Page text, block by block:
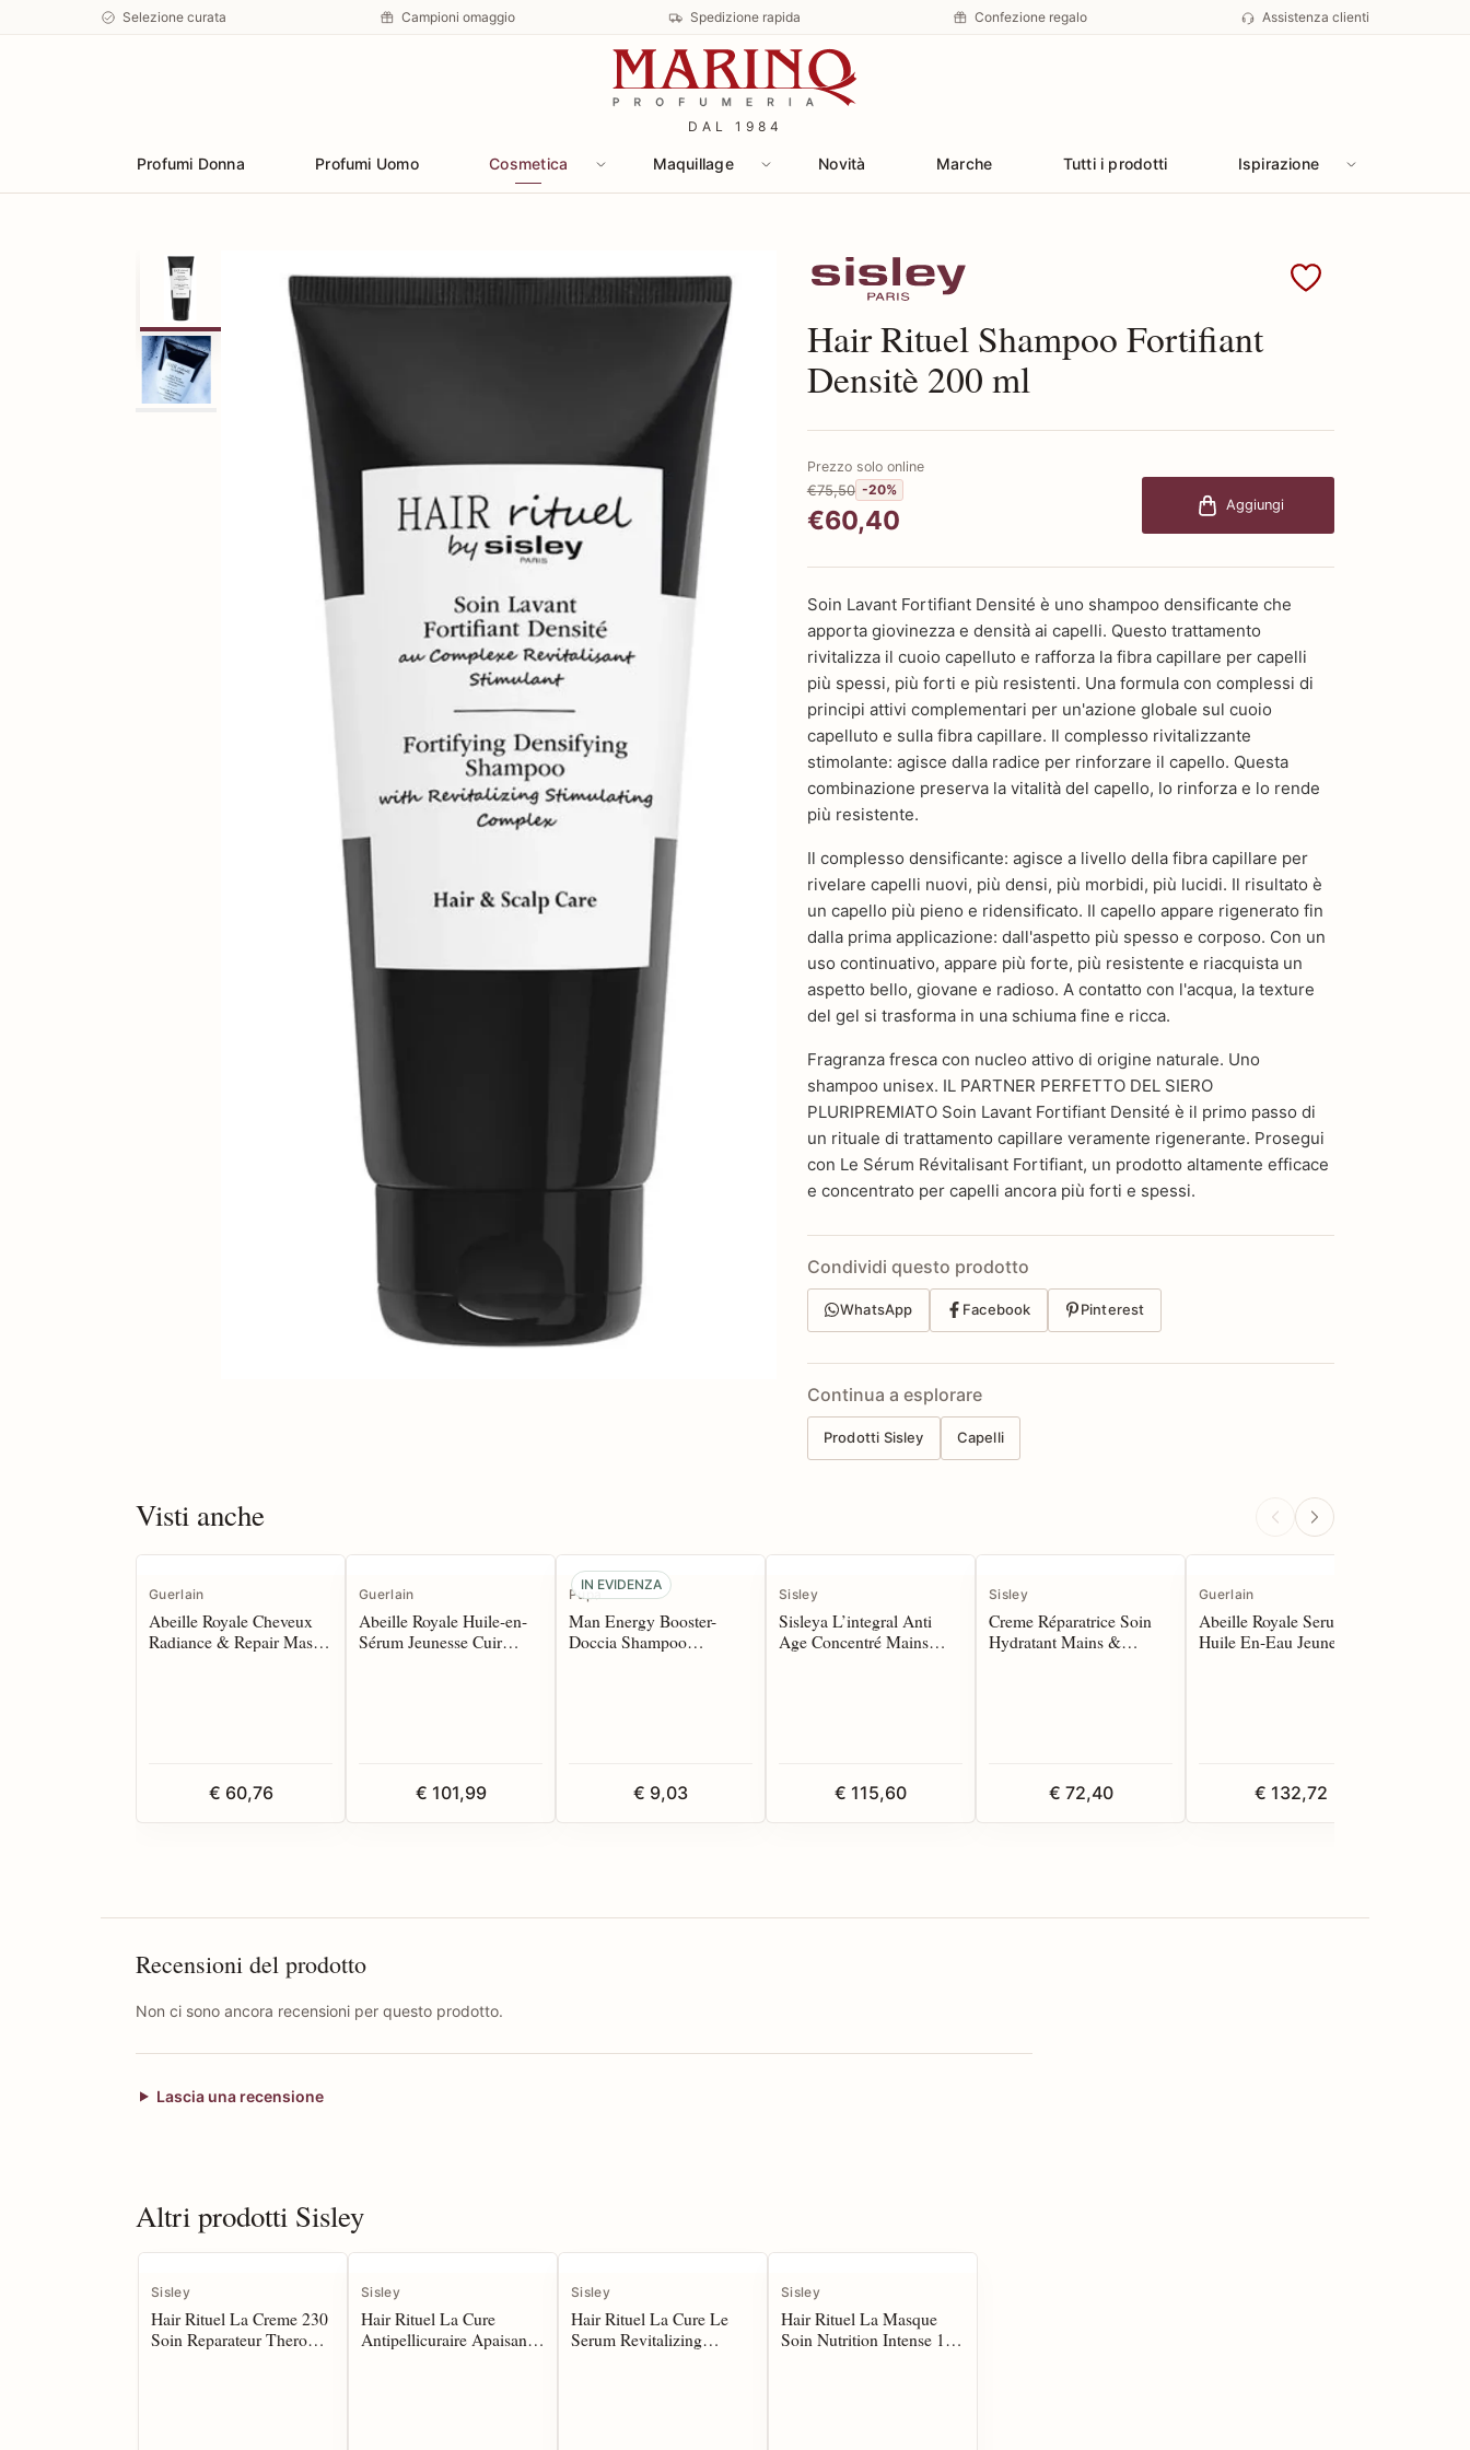
Selezione curata Campioni omaggio Spedizione rapida Confezione regalo Assistenza clienti
DAL 1984
Profumi Donna Profumi Uomo Cosmetica Maquillage Novità Marche Tutti i prodotti Ispirazione
Scopri i prodotti Sisley
Hair Rituel Shampoo Fortifiant
Densitè 200 ml
Prezzo solo online
€75,50 -20%
€60,40 Aggiungi
Soin Lavant Fortifiant Densité è uno shampoo densificante che
apporta giovinezza e densità ai capelli. Questo trattamento
rivitalizza il cuoio capelluto e rafforza la fibra capillare per capelli
più spessi, più forti e più resistenti. Una formula con complessi di
principi attivi complementari per un'azione globale sul cuoio
capelluto e sulla fibra capillare. Il complesso rivitalizzante
stimolante: agisce dalla radice per rinforzare il capello. Questa
combinazione preserva la vitalità del capello, lo rinforza e lo rende
più resistente.
Il complesso densificante: agisce a livello della fibra capillare per
rivelare capelli nuovi, più densi, più morbidi, più lucidi. Il risultato è
un capello più pieno e ridensificato. Il capello appare rigenerato fin
dalla prima applicazione: dall'aspetto più spesso e corposo. Con un
uso continuativo, appare più forte, più resistente e riacquista un
aspetto bello, giovane e radioso. A contatto con l'acqua, la texture
del gel si trasforma in una schiuma fine e ricca.
Fragranza fresca con nucleo attivo di origine naturale. Uno
shampoo unisex. IL PARTNER PERFETTO DEL SIERO
PLURIPREMIATO Soin Lavant Fortifiant Densité è il primo passo di
un rituale di trattamento capillare veramente rigenerante. Prosegui
con Le Sérum Révitalisant Fortifiant, un prodotto altamente efficace
e concentrato per capelli ancora più forti e spessi.
Condividi questo prodotto
WhatsApp Facebook Pinterest
Continua a esplorare
Prodotti Sisley Capelli
Visti anche
Guerlain
Abeille Royale Cheveux
Radiance & Repair Mask
€ 60,76
Guerlain
Abeille Royale Huile-en-
Sérum Jeunesse Cuir
€ 101,99
IN EVIDENZA
Pupa
Man Energy Booster-
Doccia Shampoo
€ 9,03
Sisley
Sisleya L’integral Anti
Age Concentré Mains
€ 115,60
Sisley
Creme Réparatrice Soin
Hydratant Mains &
€ 72,40
Guerlain
Abeille Royale Serum
Huile En-Eau Jeunesse 75
€ 132,72
Recensioni del prodotto
Non ci sono ancora recensioni per questo prodotto.
Lascia una recensione
Altri prodotti Sisley
Sisley
Hair Rituel La Creme 230
Soin Reparateur Thero
Sisley
Hair Rituel La Cure
Antipellicuraire Apaisante
Sisley
Hair Rituel La Cure Le
Serum Revitalizing
Sisley
Hair Rituel La Masque
Soin Nutrition Intense 190